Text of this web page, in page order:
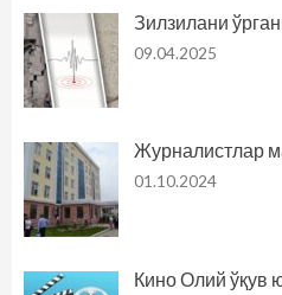
Зилзилани
09.04.2025
Журналистлар
01.10.2024
Кино Олий ўқув